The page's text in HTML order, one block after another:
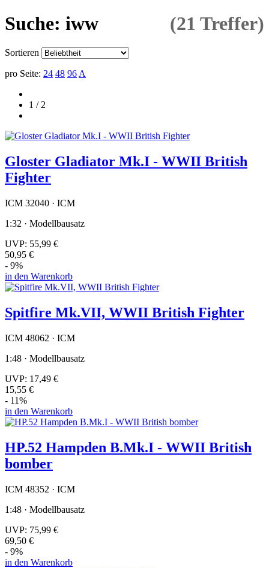
Suche: iww (21 Treffer)
Sortieren
pro Seite: 24 48 96 A
1 / 2
Gloster Gladiator Mk.I - WWII British
Fighter
ICM 32040 · ICM
1:32 · Modellbausatz
UVP: 55,99 €
50,95 €
- 9%
in den Warenkorb
Spitfire Mk.VII, WWII British Fighter
ICM 48062 · ICM
1:48 · Modellbausatz
UVP: 17,49 €
15,55 €
- 11%
in den Warenkorb
HP.52 Hampden B.Mk.I - WWII British
bomber
ICM 48352 · ICM
1:48 · Modellbausatz
UVP: 75,99 €
69,50 €
- 9%
in den Warenkorb